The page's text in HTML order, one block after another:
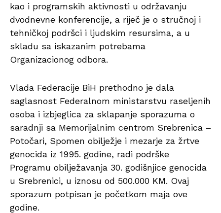
kao i programskih aktivnosti u održavanju
dvodnevne konferencije, a riječ je o stručnoj i
tehničkoj podršci i ljudskim resursima, a u
skladu sa iskazanim potrebama
Organizacionog odbora.
Vlada Federacije BiH prethodno je dala
saglasnost Federalnom ministarstvu raseljenih
osoba i izbjeglica za sklapanje sporazuma o
saradnji sa Memorijalnim centrom Srebrenica –
Potočari, Spomen obilježje i mezarje za žrtve
genocida iz 1995. godine, radi podrške
Programu obilježavanja 30. godišnjice genocida
u Srebrenici, u iznosu od 500.000 KM. Ovaj
sporazum potpisan je početkom maja ove
godine.